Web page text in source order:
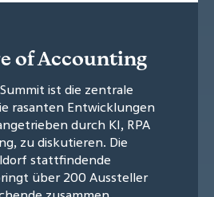
of Accounting
ist die zentrale
rasanten Entwicklungen
durch KI, RPA
zu diskutieren. Die
stattfindende
über 200 Aussteller